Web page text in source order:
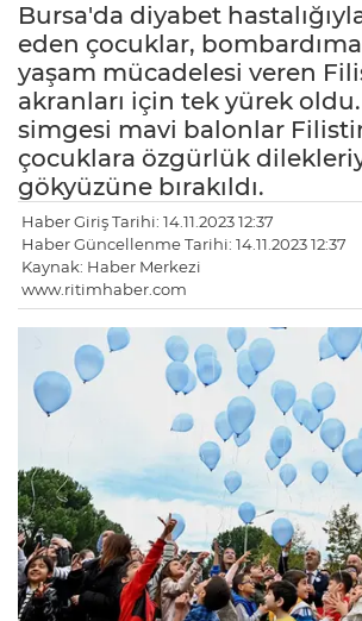
Bursa'da diyabet
eden çocuklar,
yaşam mücadelesi veren
akranları için tek yürek
simgesi mavi balonlar
çocuklara özgürlük
gökyüzüne bırakıldı.
Haber Giriş Tarihi: 14.11.2023 12:37
Haber Güncellenme Tarihi: 14.11.2023 12:37
Kaynak: Haber Merkezi
www.ritimhaber.com